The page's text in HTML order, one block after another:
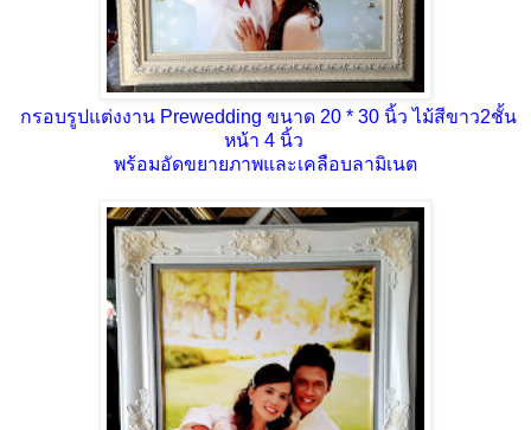
กรอบรูปแต่งงาน Prewedding ขนาด 20 * 30 นิ้ว ไม้สีขาว2ชั้น
หน้า 4 นิ้ว
พร้อมอัดขยายภาพและเคลือบลามิเนต